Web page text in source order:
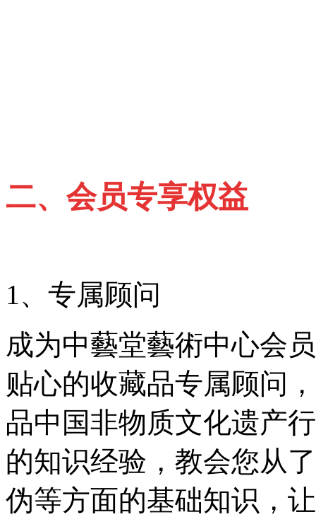
二、会员专享权益
1、专属顾问
成为中藝堂藝術中心会
贴心的收藏品专属顾问
品中国非物质文化遗产
的知识经验，教会您从
伪等方面的基础知识，